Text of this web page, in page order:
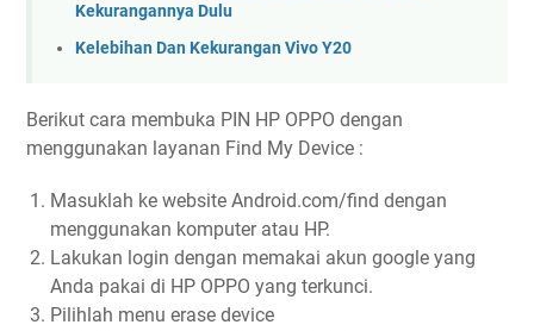
Kekurangannya Dulu
Kelebihan Dan Kekurangan Vivo Y20
Berikut cara membuka PIN HP OPPO dengan
menggunakan layanan Find My Device :
Masuklah ke website Android.com/find dengan
menggunakan komputer atau HP.
Lakukan login dengan memakai akun google yang
Anda pakai di HP OPPO yang terkunci.
Pilihlah menu erase device